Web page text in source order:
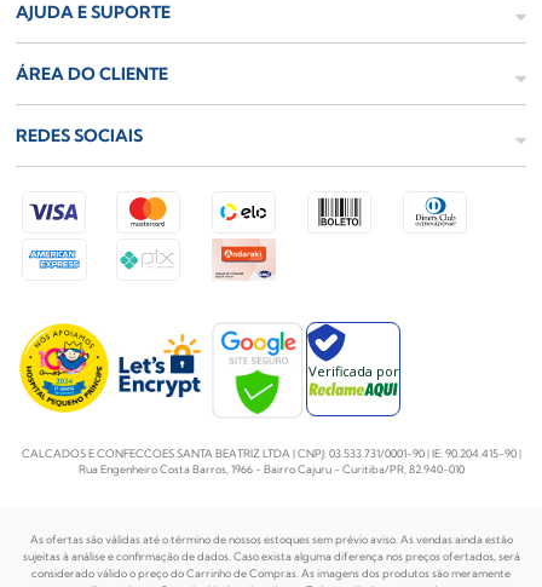
AJUDA E SUPORTE
ÁREA DO CLIENTE
REDES SOCIAIS
Verificada por
CALCADOS E CONFECCOES SANTA BEATRIZ LTDA | CNPJ: 03.533.731/0001-90 | IE: 90.204.415-90 |
Rua Engenheiro Costa Barros, 1966 - Bairro Cajuru - Curitiba/PR, 82.940-010
As ofertas são válidas até o término de nossos estoques sem prévio aviso. As vendas ainda estão
sujeitas à análise e confirmação de dados. Caso exista alguma diferença nos preçosofertados, será
considerado válido o preço do Carrinho de Compras. As imagens dos produtos são meramente